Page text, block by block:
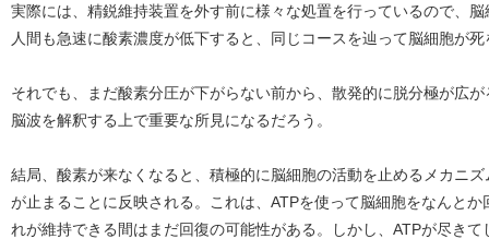
実際には、精鋭維持装置を外す前に様々な処置を行っているので、
人間も急速に酸素濃度が低下すると、同じコースを辿って脳細胞が
それでも、まだ酸素分圧が下がらない前から、散発的に脱分極が広
脳波を解釈する上で重要な所見になるだろう。
結局、酸素が来なくなると、積極的に脳細胞の活動を止めるメカニ
が止まることに反映される。これは、ATPを使って脳細胞をなんと
れが維持できる間はまだ回復の可能性がある。しかし、ATPが尽き